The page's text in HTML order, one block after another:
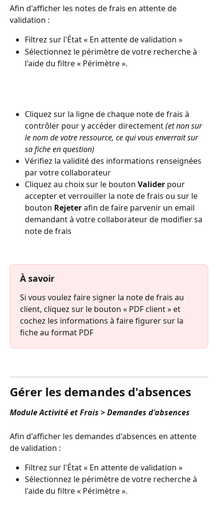
Afin d'afficher les notes de frais en attente de
validation :
Filtrez sur l'État « En attente de validation »
Sélectionnez le périmètre de votre recherche à
l'aide du filtre « Périmètre ».
Cliquez sur la ligne de chaque note de frais à
contrôler pour y accéder directement (et non sur
le nom de votre ressource, ce qui vous enverrait sur
sa fiche en question)
Vérifiez la validité des informations renseignées
par votre collaborateur
Cliquez au choix sur le bouton Valider pour
accepter et verrouiller la note de frais ou sur le
bouton Rejeter afin de faire parvenir un email
demandant à votre collaborateur de modifier sa
note de frais
À savoir
Si vous voulez faire signer la note de frais au
client, cliquez sur le bouton « PDF client » et
cochez les informations à faire figurer sur la
fiche au format PDF
Gérer les demandes d'absences
Module Activité et Frais > Demandes d'absences
Afin d'afficher les demandes d'absences en attente
de validation :
Filtrez sur l'État « En attente de validation »
Sélectionnez le périmètre de votre recherche à
l'aide du filtre « Périmètre ».